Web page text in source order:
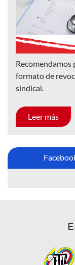
Recomendamos
formato de
sindical.
Leer más